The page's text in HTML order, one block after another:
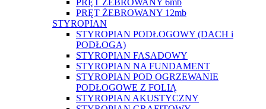
PRĘT ŻEBROWANY 6mb
PRĘT ŻEBROWANY 12mb
STYROPIAN
STYROPIAN PODŁOGOWY (DACH i
PODŁOGA)
STYROPIAN FASADOWY
STYROPIAN NA FUNDAMENT
STYROPIAN POD OGRZEWANIE
PODŁOGOWE Z FOLIĄ
STYROPIAN AKUSTYCZNY